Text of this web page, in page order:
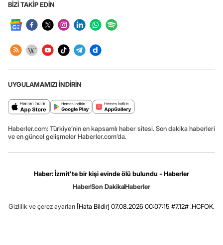
BİZİ TAKİP EDİN
UYGULAMAMIZI İNDİRİN
Haberler.com: Türkiye’nin en kapsamlı haber sitesi. Son dakika haberleri
ve en güncel gelişmeler Haberler.com’da.
Haber: İzmit'te bir kişi evinde ölü bulundu - Haberler
HaberSon DakikaHaberler
Gizlilik ve çerez ayarları [Hata Bildir] 07.08.2026 00:07:15 #7.12# .HCFOK.